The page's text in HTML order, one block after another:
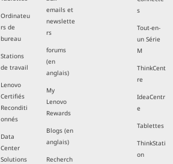
Ordinateu
rs de
bureau
Stations
de travail
Lenovo
Certifiés
Reconditi
onnés
Data
Center
Solutions
emails et
newslette
rs
forums
(en
anglais)
My
Lenovo
Rewards
Blogs (en
anglais)
Recherch
s
Tout-en-
un Série
M
ThinkCent
re
IdeaCentr
e
Tablettes
ThinkStati
on